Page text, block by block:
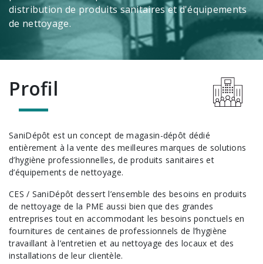
Poubelles
Seaux, essoreuses
Tampons, porte-tampons et manches
Vadrouilles, manches et cadres
distribution de produits sanitaires et d'équipements
de nettoyage.
Profil
SaniDépôt est un concept de magasin-dépôt dédié
entièrement à la vente des meilleures marques de solutions
d’hygiène professionnelles, de produits sanitaires et
d’équipements de nettoyage.
CES / SaniDépôt dessert l’ensemble des besoins en produits
de nettoyage de la PME aussi bien que des grandes
entreprises tout en accommodant les besoins ponctuels en
fournitures de centaines de professionnels de l’hygiène
travaillant à l’entretien et au nettoyage des locaux et des
installations de leur clientèle.